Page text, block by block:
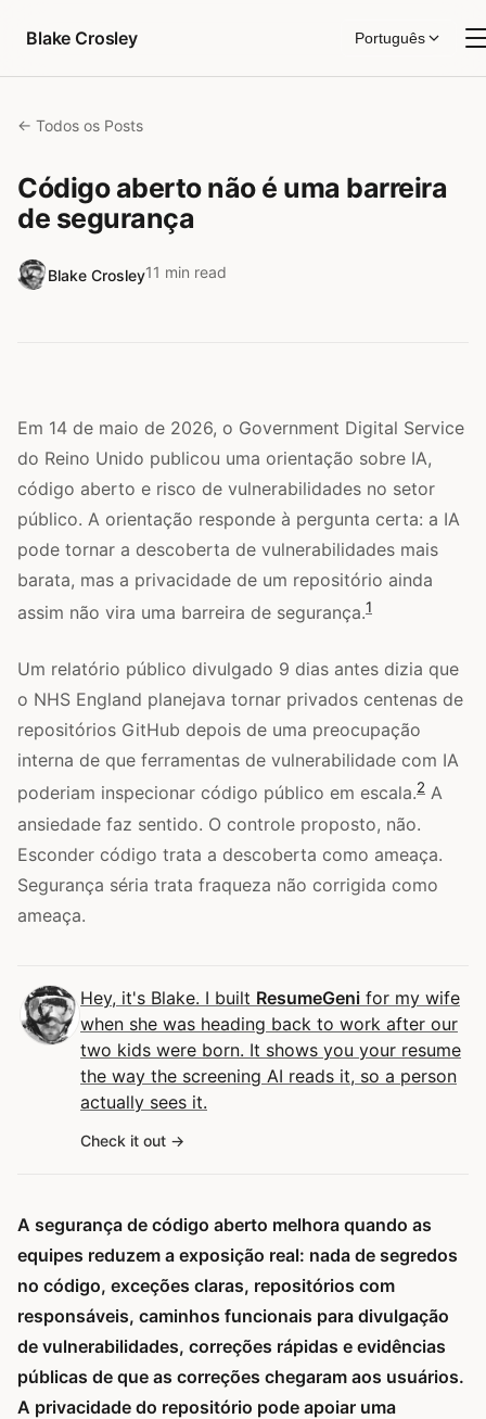
Blake Crosley
Português
← Todos os Posts
Código aberto não é uma barreira
de segurança
Blake Crosley11 min read
Em 14 de maio de 2026, o Government Digital Service
do Reino Unido publicou uma orientação sobre IA,
código aberto e risco de vulnerabilidades no setor
público. A orientação responde à pergunta certa: a IA
pode tornar a descoberta de vulnerabilidades mais
barata, mas a privacidade de um repositório ainda
assim não vira uma barreira de segurança.1
Um relatório público divulgado 9 dias antes dizia que
o NHS England planejava tornar privados centenas de
repositórios GitHub depois de uma preocupação
interna de que ferramentas de vulnerabilidade com IA
poderiam inspecionar código público em escala.2 A
ansiedade faz sentido. O controle proposto, não.
Esconder código trata a descoberta como ameaça.
Segurança séria trata fraqueza não corrigida como
ameaça.
Hey, it's Blake. I built ResumeGeni for my wife
when she was heading back to work after our
two kids were born. It shows you your resume
the way the screening AI reads it, so a person
actually sees it.
Check it out
A segurança de código aberto melhora quando as
equipes reduzem a exposição real: nada de segredos
no código, exceções claras, repositórios com
responsáveis, caminhos funcionais para divulgação
de vulnerabilidades, correções rápidas e evidências
públicas de que as correções chegaram aos usuários.
A privacidade do repositório pode apoiar uma